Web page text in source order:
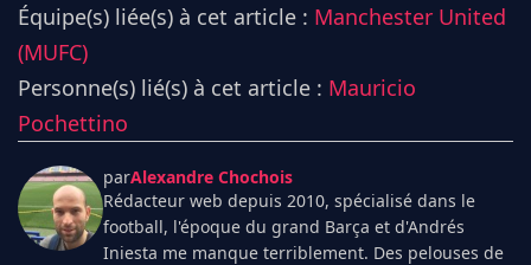
Équipe(s) liée(s) à cet article : Manchester United
(MUFC)
Personne(s) lié(s) à cet article : Mauricio
Pochettino
parAlexandre Chochois
Rédacteur web depuis 2010, spécialisé dans le
football, l'époque du grand Barça et d'Andrés
Iniesta me manque terriblement. Des pelouses de